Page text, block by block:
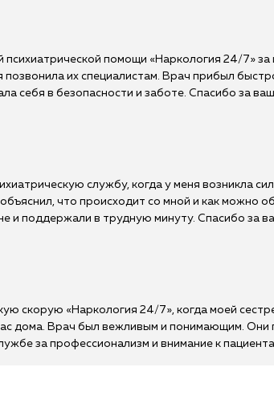
помощи «Наркология 24/7»
позвонила их специалистам. Врач прибыл
себя в безопасности и заботе. Спасибо за
службу, когда у меня возникла
что происходит со мной и как можно
и поддержали в трудную минуту. Спасибо за
скорую «Наркология 24/7», когда моей
дома. Врач был вежливым и понимающим. Они
за профессионализм и внимание к